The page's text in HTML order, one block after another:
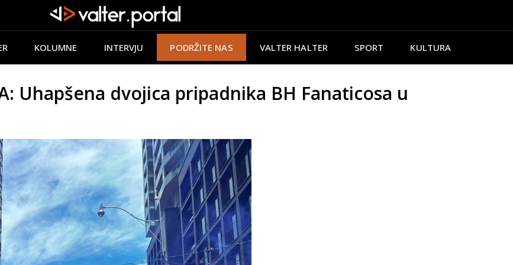
KOLUMNE INTERVJU PODRŽITE NAS VALTER HALTER SPORT KULTURA
Uhapšena dvojica pripadnika BH Fanaticosa u